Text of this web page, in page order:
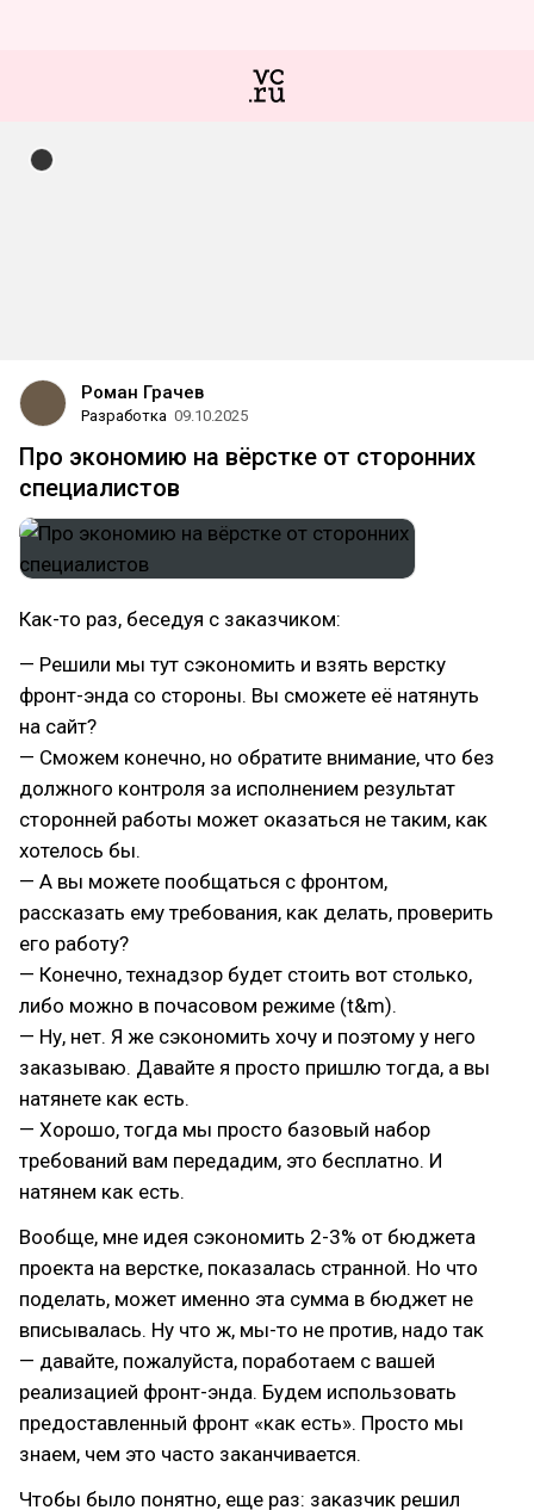
Роман Грачев
Разработка 09.10.2025
Про экономию на вёрстке от сторонних
специалистов
Как-то раз, беседуя с заказчиком:
— Решили мы тут сэкономить и взять верстку
фронт-энда со стороны. Вы сможете её натянуть
на сайт?
— Сможем конечно, но обратите внимание, что без
должного контроля за исполнением результат
сторонней работы может оказаться не таким, как
хотелось бы.
— А вы можете пообщаться с фронтом,
рассказать ему требования, как делать, проверить
его работу?
— Конечно, технадзор будет стоить вот столько,
либо можно в почасовом режиме (t&m).
— Ну, нет. Я же сэкономить хочу и поэтому у него
заказываю. Давайте я просто пришлю тогда, а вы
натянете как есть.
— Хорошо, тогда мы просто базовый набор
требований вам передадим, это бесплатно. И
натянем как есть.
Вообще, мне идея сэкономить 2-3% от бюджета
проекта на верстке, показалась странной. Но что
поделать, может именно эта сумма в бюджет не
вписывалась. Ну что ж, мы-то не против, надо так
— давайте, пожалуйста, поработаем с вашей
реализацией фронт-энда. Будем использовать
предоставленный фронт «как есть». Просто мы
знаем, чем это часто заканчивается.
Чтобы было понятно, еще раз: заказчик решил